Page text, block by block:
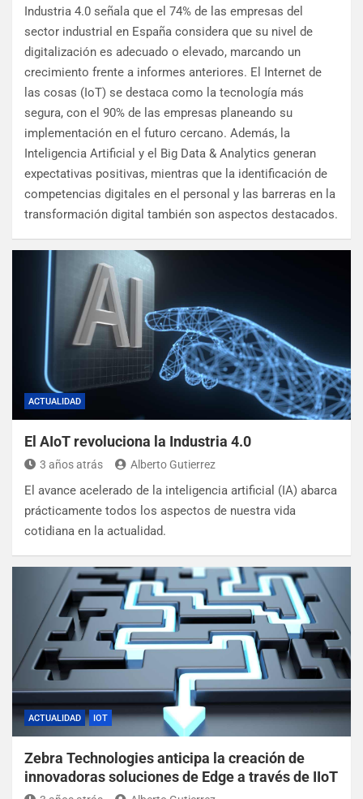
Industria 4.0 señala que el 74% de las empresas del
sector industrial en España considera que su nivel de
digitalización es adecuado o elevado, marcando un
crecimiento frente a informes anteriores. El Internet de
las cosas (IoT) se destaca como la tecnología más
segura, con el 90% de las empresas planeando su
implementación en el futuro cercano. Además, la
Inteligencia Artificial y el Big Data & Analytics generan
expectativas positivas, mientras que la identificación de
competencias digitales en el personal y las barreras en la
transformación digital también son aspectos destacados.
ACTUALIDAD
El AIoT revoluciona la Industria 4.0
3 años atrás Alberto Gutierrez
El avance acelerado de la inteligencia artificial (IA) abarca
prácticamente todos los aspectos de nuestra vida
cotidiana en la actualidad.
ACTUALIDAD IOT
Zebra Technologies anticipa la creación de
innovadoras soluciones de Edge a través de IIoT